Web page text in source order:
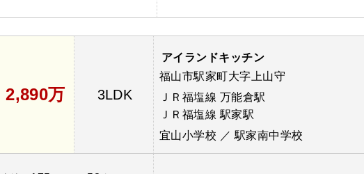
2,890万 3LDK
アイランドキッチン
福山市駅家町大字上山守
ＪＲ福塩線 万能倉駅
ＪＲ福塩線 駅家駅
宜山小学校 ／ 駅家南中学校